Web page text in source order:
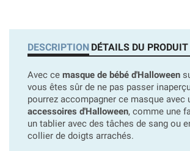
DESCRIPTION DÉTAILS DU PRODUIT
Avec ce masque de bébé d'Halloween
vous êtes sûr de ne pas passer
pourrez accompagner ce masque avec
accessoires d'Halloween, comme une
un tablier avec des tâches de sang ou
collier de doigts arrachés.